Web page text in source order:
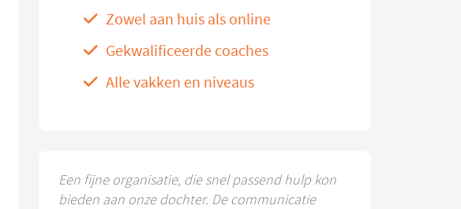
Zowel aan huis als online
Gekwalificeerde coaches
Alle vakken en niveaus
Een fijne organisatie, die snel passend hulp kon
bieden aan onze dochter. De communicatie